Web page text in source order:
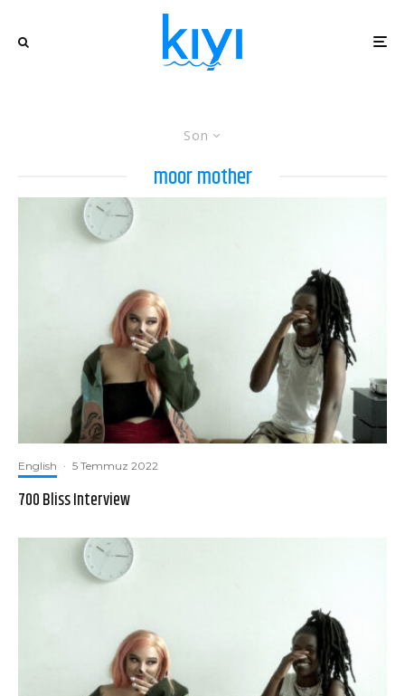
Son
moor mother
English · 5 Temmuz 2022
700 Bliss Interview